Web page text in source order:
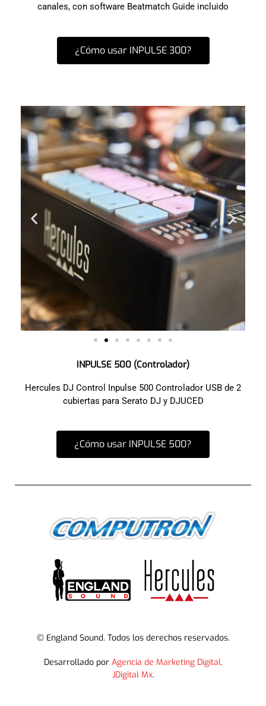
canales, con software Beatmatch Guide incluido
¿Cómo usar INPULSE 300?
INPULSE 500 (Controlador)
Hercules DJ Control Inpulse 500 Controlador USB de 2
cubiertas para Serato DJ y DJUCED
¿Cómo usar INPULSE 500?
© England Sound. Todos los derechos reservados.
Desarrollado por Agencia de Marketing Digital,
JDigital Mx.